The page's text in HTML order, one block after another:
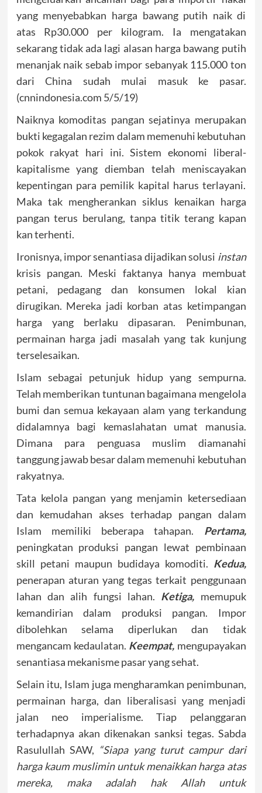
yang menyebabkan harga bawang putih naik di
atas Rp30.000 per kilogram. Ia mengatakan
sekarang tidak ada lagi alasan harga bawang putih
menanjak naik sebab impor sebanyak 115.000 ton
dari China sudah mulai masuk ke pasar.
(cnnindonesia.com 5/5/19)
Naiknya komoditas pangan sejatinya merupakan
bukti kegagalan rezim dalam memenuhi kebutuhan
pokok rakyat hari ini. Sistem ekonomi liberal-
kapitalisme yang diemban telah meniscayakan
kepentingan para pemilik kapital harus terlayani.
Maka tak mengherankan siklus kenaikan harga
pangan terus berulang, tanpa titik terang kapan
kan terhenti.
Ironisnya, impor senantiasa dijadikan solusi instan
krisis pangan. Meski faktanya hanya membuat
petani, pedagang dan konsumen lokal kian
dirugikan. Mereka jadi korban atas ketimpangan
harga yang berlaku dipasaran. Penimbunan,
permainan harga jadi masalah yang tak kunjung
terselesaikan.
Islam sebagai petunjuk hidup yang sempurna.
Telah memberikan tuntunan bagaimana mengelola
bumi dan semua kekayaan alam yang terkandung
didalamnya bagi kemaslahatan umat manusia.
Dimana para penguasa muslim diamanahi
tanggung jawab besar dalam memenuhi kebutuhan
rakyatnya.
Tata kelola pangan yang menjamin ketersediaan
dan kemudahan akses terhadap pangan dalam
Islam memiliki beberapa tahapan. Pertama,
peningkatan produksi pangan lewat pembinaan
skill petani maupun budidaya komoditi. Kedua,
penerapan aturan yang tegas terkait penggunaan
lahan dan alih fungsi lahan. Ketiga, memupuk
kemandirian dalam produksi pangan. Impor
dibolehkan selama diperlukan dan tidak
mengancam kedaulatan. Keempat, mengupayakan
senantiasa mekanisme pasar yang sehat.
Selain itu, Islam juga mengharamkan penimbunan,
permainan harga, dan liberalisasi yang menjadi
jalan neo imperialisme. Tiap pelanggaran
terhadapnya akan dikenakan sanksi tegas. Sabda
Rasulullah SAW, “Siapa yang turut campur dari
harga kaum muslimin untuk menaikkan harga atas
mereka, maka adalah hak Allah untuk